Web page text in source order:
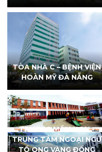
TÒA NHÀ C – BỆNH VIỆN
HOÀN MỸ ĐÀ NẴNG
TRƯỜNG MẦM NON -
TRUNG TÂM NGOẠI NGỮ
TỔ ONG VÀNG ĐỒNG